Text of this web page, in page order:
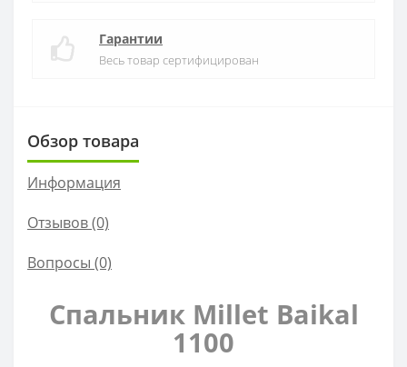
Гарантии
Весь товар сертифицирован
Обзор товара
Информация
Отзывов (0)
Вопросы (0)
Спальник Millet Baikal
1100